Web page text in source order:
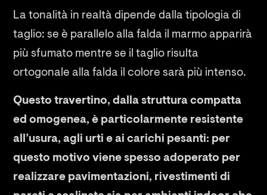
La tonalità in realtà dipende dalla tipologia di
taglio: se è parallelo alla falda il marmo apparirà
più sfumato mentre se il taglio risulta
ortogonale alla falda il colore sarà più intenso.
Questo travertino, dalla struttura compatta
ed omogenea, è particolarmente resistente
all’usura, agli urti e ai carichi pesanti: per
questo motivo viene spesso adoperato per
realizzare pavimentazioni, rivestimenti di